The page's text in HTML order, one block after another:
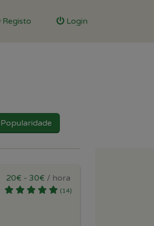
Registo Login
Popularidade
20€ - 30€ / hora
(14)